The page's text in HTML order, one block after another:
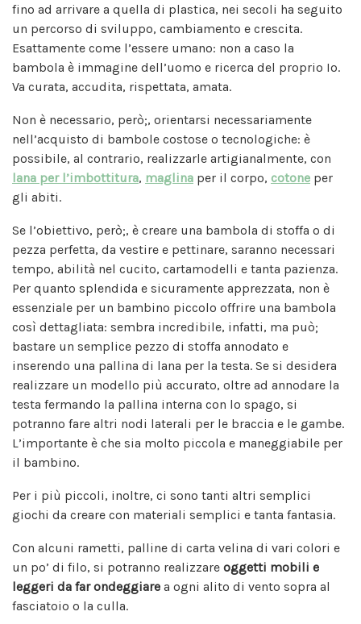
fino ad arrivare a quella di plastica, nei secoli ha seguito
un percorso di sviluppo, cambiamento e crescita.
Esattamente come l’essere umano: non a caso la
bambola è immagine dell’uomo e ricerca del proprio Io.
Va curata, accudita, rispettata, amata.
Non è necessario, però;, orientarsi necessariamente
nell’acquisto di bambole costose o tecnologiche: è
possibile, al contrario, realizzarle artigianalmente, con
lana per l’imbottitura, maglina per il corpo, cotone per
gli abiti.
Se l’obiettivo, però;, è creare una bambola di stoffa o di
pezza perfetta, da vestire e pettinare, saranno necessari
tempo, abilità nel cucito, cartamodelli e tanta pazienza.
Per quanto splendida e sicuramente apprezzata, non è
essenziale per un bambino piccolo offrire una bambola
così dettagliata: sembra incredibile, infatti, ma può;
bastare un semplice pezzo di stoffa annodato e
inserendo una pallina di lana per la testa. Se si desidera
realizzare un modello più accurato, oltre ad annodare la
testa fermando la pallina interna con lo spago, si
potranno fare altri nodi laterali per le braccia e le gambe.
L’importante è che sia molto piccola e maneggiabile per
il bambino.
Per i più piccoli, inoltre, ci sono tanti altri semplici
giochi da creare con materiali semplici e tanta fantasia.
Con alcuni rametti, palline di carta velina di vari colori e
un po’ di filo, si potranno realizzare oggetti mobili e
leggeri da far ondeggiare a ogni alito di vento sopra al
fasciatoio o la culla.